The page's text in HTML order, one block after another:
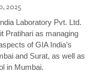
2025
Laboratory Pvt. Ltd.
Pratihari as managing
of GIA India’s
and Surat, as well as
in Mumbai.